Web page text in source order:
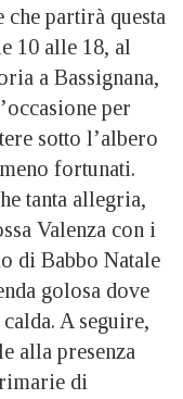
partirà questa
10 alle 18, al
a Bassignana,
per
sotto l’albero
fortunati.
tanta allegria,
Valenza con i
di Babbo Natale
golosa dove
A seguire,
alla presenza
di